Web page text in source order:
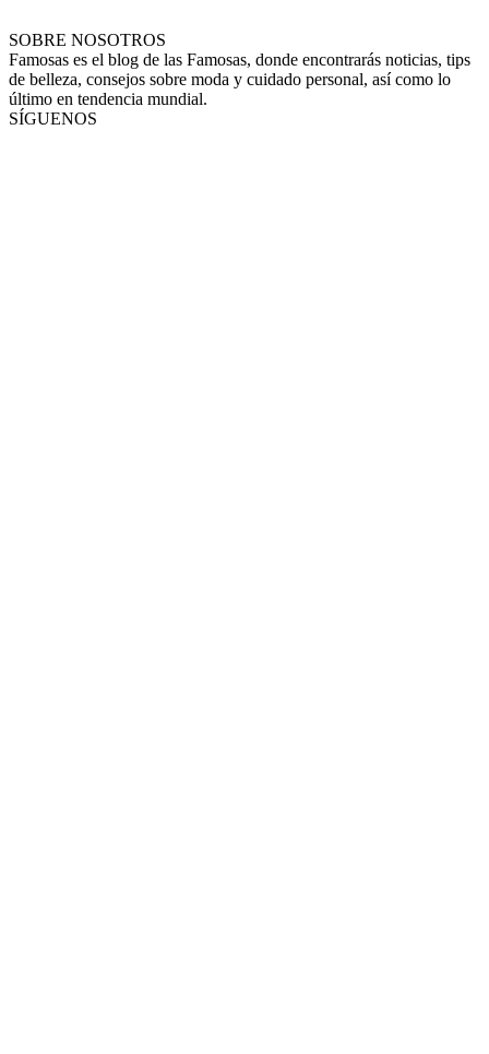
SOBRE NOSOTROS
Famosas es el blog de las Famosas, donde encontrarás noticias, tips
de belleza, consejos sobre moda y cuidado personal, así como lo
último en tendencia mundial.
SÍGUENOS